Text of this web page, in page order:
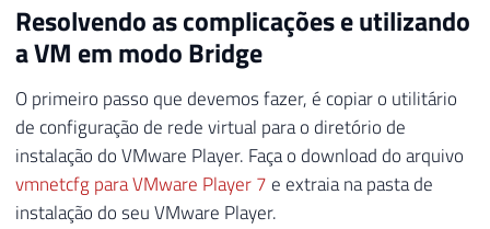
Resolvendo as complicações e utilizando
a VM em modo Bridge
O primeiro passo que devemos fazer, é copiar o utilitário
de configuração de rede virtual para o diretório de
instalação do VMware Player. Faça o download do arquivo
vmnetcfg para VMware Player 7 e extraia na pasta de
instalação do seu VMware Player.